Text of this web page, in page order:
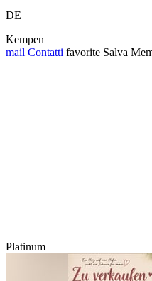
DE
Kempen
mail Contatti favorite Salva
Platinum